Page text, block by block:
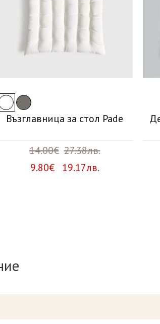
Възглавница за стол Pade
14.00€ 27.38лв.
9.80€ 19.17лв.